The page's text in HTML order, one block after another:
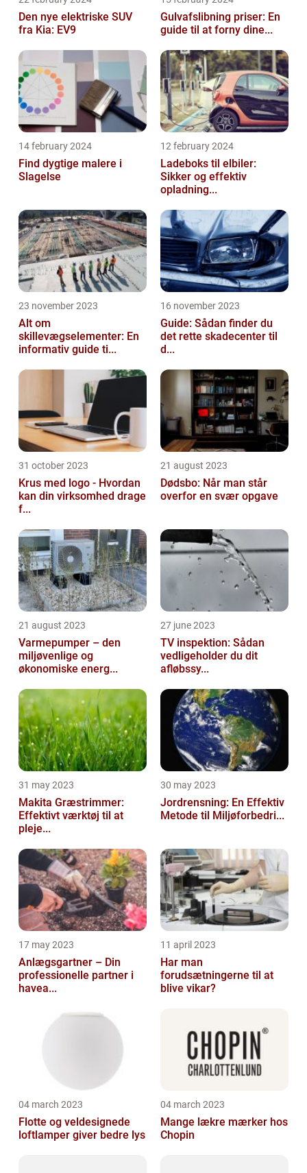
Den nye elektriske SUV
fra Kia: EV9
Gulvafslibning priser: En
guide til at forny dine...
14 february 2024
Find dygtige malere i
Slagelse
12 february 2024
Ladeboks til elbiler:
Sikker og effektiv
opladning...
23 november 2023
Alt om
skillevægselementer: En
informativ guide ti...
16 november 2023
Guide: Sådan finder du
det rette skadecenter til
d...
31 october 2023
Krus med logo - Hvordan
kan din virksomhed drage
f...
21 august 2023
Dødsbo: Når man står
overfor en svær opgave
21 august 2023
Varmepumper – den
miljøvenlige og
økonomiske energ...
27 june 2023
TV inspektion: Sådan
vedligeholder du dit
afløbssy...
31 may 2023
Makita Græstrimmer:
Effektivt værktøj til at
pleje...
30 may 2023
Jordrensning: En Effektiv
Metode til Miljøforbedri...
17 may 2023
Anlægsgartner – Din
professionelle partner i
havea...
11 april 2023
Har man
forudsætningerne til at
blive vikar?
04 march 2023
Flotte og veldesignede
loftlamper giver bedre lys
04 march 2023
Mange lækre mærker hos
Chopin